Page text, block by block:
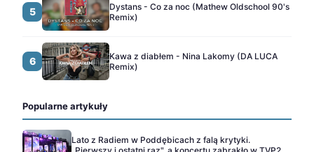
5
Dystans - Co za noc (Mathew Oldschool 90's
Remix)
6
Kawa z diabłem - Nina Lakomy (DA LUCA
Remix)
Popularne artykuły
Lato z Radiem w Poddębicach z falą krytyki.